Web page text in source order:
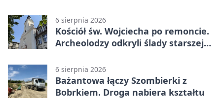
6 sierpnia 2026
Kościół św. Wojciecha po remoncie.
Archeolodzy odkryli ślady starszej
6 sierpnia 2026
Bażantowa łączy Szombierki z
Bobrkiem. Droga nabiera kształtu